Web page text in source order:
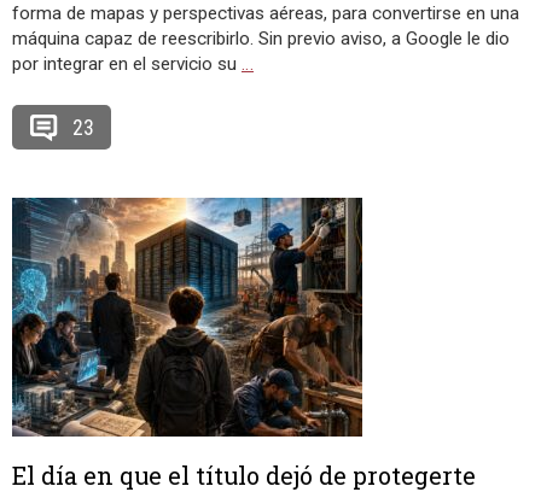
forma de mapas y perspectivas aéreas, para convertirse en una
máquina capaz de reescribirlo. Sin previo aviso, a Google le dio
por integrar en el servicio su …
23
El día en que el título dejó de protegerte